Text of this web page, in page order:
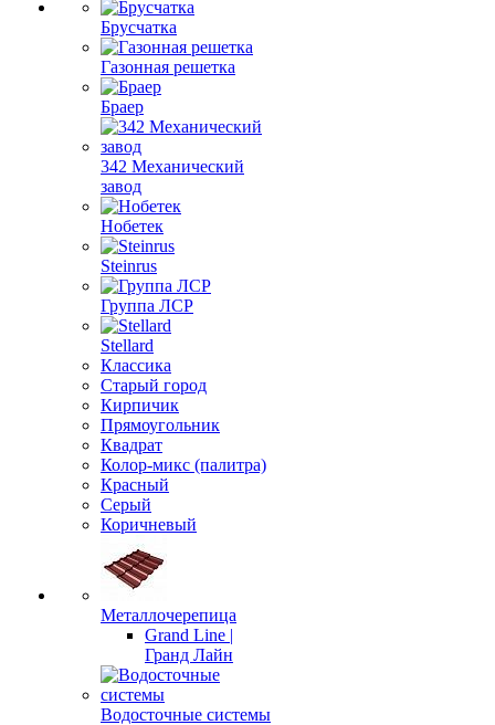
Брусчатка
Газонная решетка
Браер
342 Механический
завод
Нобетек
Steinrus
Группа ЛСР
Stellard
Классика
Старый город
Кирпичик
Прямоугольник
Квадрат
Колор-микс (палитра)
Красный
Серый
Коричневый
Металлочерепица
Grand Line |
Гранд Лайн
Водосточные системы